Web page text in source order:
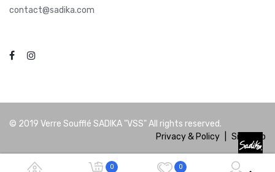
0 0
contact@sadika.com
© 2019 Verre Soufflé SADIKA "VSS"All rights reserved.
Privacy & Policy
Site Map